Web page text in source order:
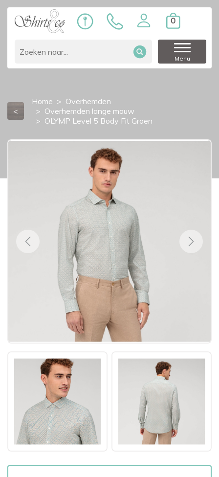
0
Menu
<
Home
Overhemden
Overhemden lange mouw
OLYMP Level 5 Body Fit Groen
Previous Next